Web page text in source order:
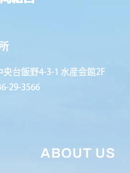
台飯野4-3-1 水産会館2F
29-3566
ABOUT US